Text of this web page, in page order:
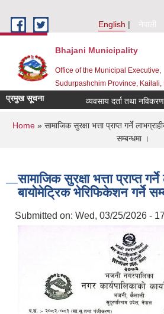
English
नेपाली
Bhajani Municipality
Office of the Municipal Executive,
Sudurpashchim Province, Kailali,
प्रमुख सूचना व्यवसाय दर्ता तथा नविकरण
You are here
Home » सामाजिक सुरक्षा भत्ता प्राप्त गर्ने
सम्बन्धमा ।
सामाजिक सुरक्षा भत्ता प्राप्त
बायोमेट्रिक भेरिफिकेशन गर्ने
Submitted on: Wed, 03/25/2026 -